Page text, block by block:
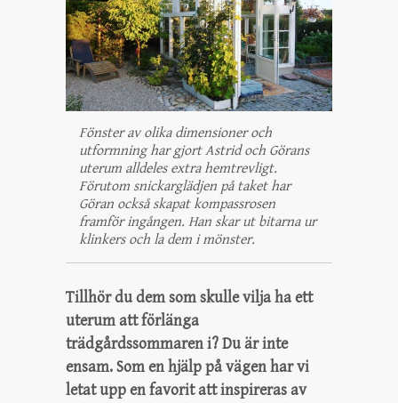
Fönster av olika dimensioner och
utformning har gjort Astrid och Görans
uterum alldeles extra hemtrevligt.
Förutom snickarglädjen på taket har
Göran också skapat kompassrosen
framför ingången. Han skar ut bitarna ur
klinkers och la dem i mönster.
Tillhör du dem som skulle vilja ha ett
uterum att förlänga
trädgårdssommaren i? Du är inte
ensam. Som en hjälp på vägen har vi
letat upp en favorit att inspireras av